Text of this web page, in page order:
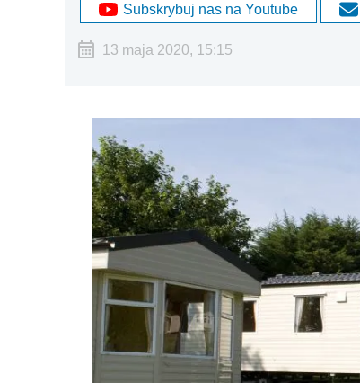
Subskrybuj nas na Youtube
13 maja 2020, 15:15